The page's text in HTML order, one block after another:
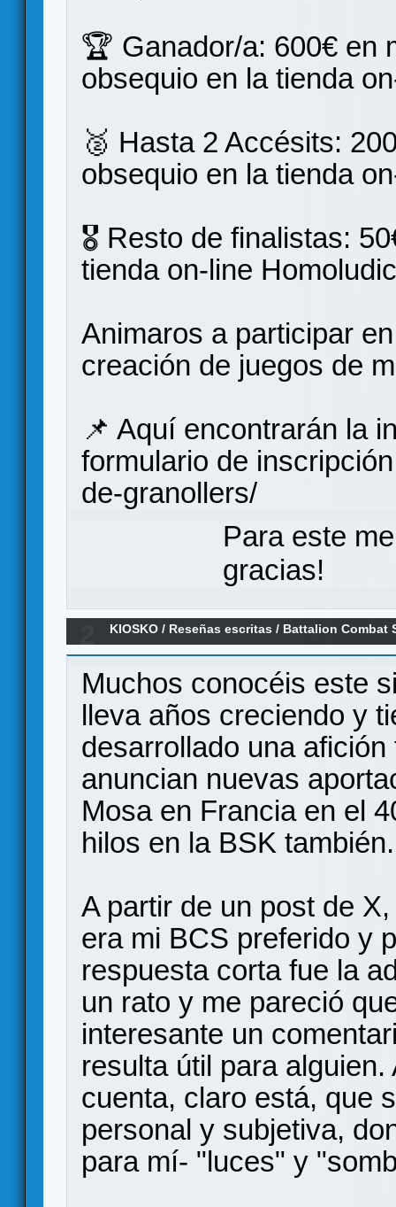
🏆 Ganador/a: 600€ en
obsequio en la tienda
🥈 Hasta 2 Accésits:
obsequio en la tienda
🎖️ Resto de finalistas:
tienda on-line
Animaros a participar
creación de juegos de
📌 Aquí encontrarán la
formulario de
de-granollers/
Para este
gracias!
KIOSKO / Reseñas escritas / Battalion Combat
personal.
Muchos conocéis este
lleva años creciendo y
desarrollado una
anuncian nuevas
Mosa en Francia en el
hilos en la BSK también.
A partir de un post de
era mi BCS preferido y
respuesta corta fue la
un rato y me pareció
interesante un
resulta útil para
cuenta, claro está, que
personal y subjetiva,
para mí- "luces" y